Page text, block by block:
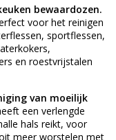
bewaardozen.
voor het reinigen
sportflessen,
en roestvrijstalen
van moeilijk
een verlengde
hals reikt, voor
meer worstelen met